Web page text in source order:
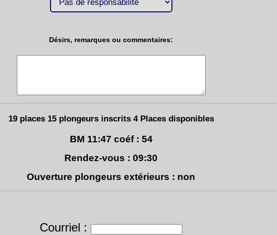
Désirs, remarques ou commentaires:
19 places 15 plongeurs inscrits 4 Places disponibles
BM 11:47 coéf : 54
Rendez-vous : 09:30
Ouverture plongeurs extérieurs : non
Courriel :